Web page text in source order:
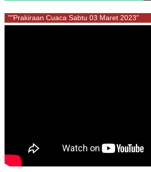
""Prakiraan Cuaca Sabtu 03 Maret 2023"